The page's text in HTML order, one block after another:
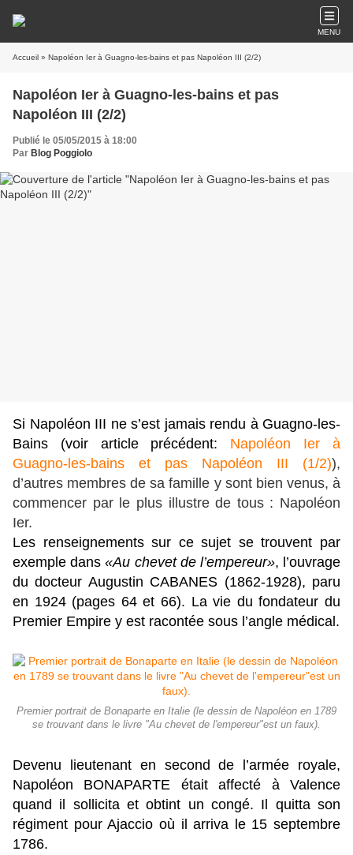
MENU
Accueil » Napoléon Ier à Guagno-les-bains et pas Napoléon III (2/2)
Napoléon Ier à Guagno-les-bains et pas
Napoléon III (2/2)
Publié le 05/05/2015 à 18:00
Par Blog Poggiolo
Si Napoléon III ne s’est jamais rendu à Guagno-les-
Bains (voir article précédent: Napoléon Ier à
Guagno-les-bains et pas Napoléon III (1/2)),
d’autres membres de sa famille y sont bien venus, à
commencer par le plus illustre de tous : Napoléon
Ier.
Les renseignements sur ce sujet se trouvent par
exemple dans«Au chevet de l’empereur», l’ouvrage
du docteur Augustin CABANES (1862-1928), paru
en 1924 (pages 64 et 66). La vie du fondateur du
Premier Empire y est racontée sous l’angle médical.
Premier portrait de Bonaparte en Italie (le dessin de Napoléon en 1789
se trouvant dans le livre "Au chevet de l'empereur"est un faux).
Devenu lieutenant en second de l’armée royale,
Napoléon BONAPARTE était affecté à Valence
quand il sollicita et obtint un congé. Il quitta son
régiment pour Ajaccio où il arriva le 15 septembre
1786.